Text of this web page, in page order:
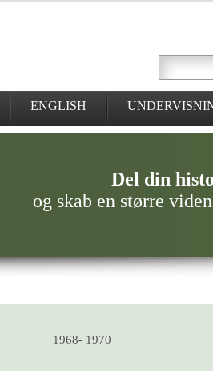
ENGLISH
Del din
og skab en større
1968- 1970